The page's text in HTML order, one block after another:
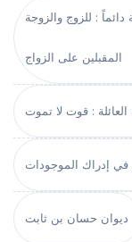
دائماً : للزوج والزوجة
المقبلين على الزواج
العائلة : قوت لا تموت
في إدراك الموجودات
ديوان حسان بن ثابت